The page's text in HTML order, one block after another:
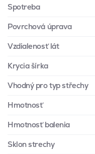
Spotreba
Povrchová úprava
Vzdialenosť lát
Krycia šírka
Vhodný pro typ střechy
Hmotnosť
Hmotnosť balenia
Sklon strechy